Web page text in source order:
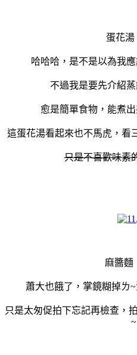
蛋花湯
哈哈哈，是不是以為我
不過我是要先介紹
愈是簡單食物，能煮
這蛋花湯看起來也不馬虎，看
只是不喜歡味素
麻醬麵
蕭大也餓了，掌鏡糊掉ㄌ
只是太匆促拍下忘記再檢查，
~